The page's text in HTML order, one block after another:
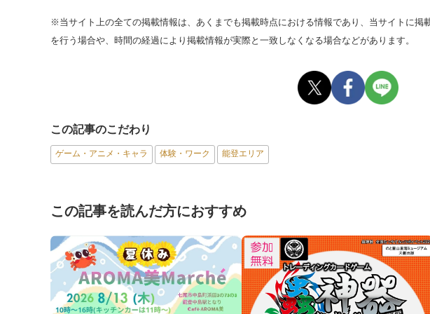
※当サイト上の全ての掲載情報は、あくまでも掲載時点における情報であり、当サイトに掲
を行う場合や、時間の経過により掲載情報が実際と一致しなくなる場合などがあります。
この記事のこだわり
ゲーム・アニメ・キャラ 体験・ワーク 能登エリア
この記事を読んだ方におすすめ